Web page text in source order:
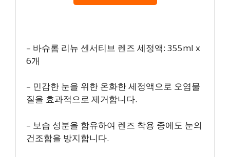
– 바슈롬 리뉴 센서티브 렌즈 세정액: 355ml x
6개
– 민감한 눈을 위한 온화한 세정액으로 오염물
질을 효과적으로 제거합니다.
– 보습 성분을 함유하여 렌즈 착용 중에도 눈의
건조함을 방지합니다.